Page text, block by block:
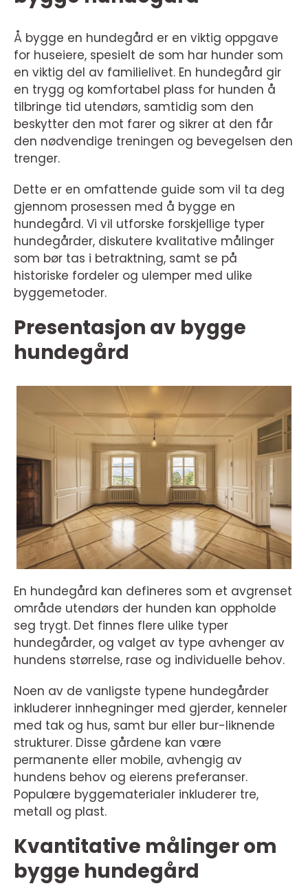
Å bygge en hundegård er en viktig oppgave
for huseiere, spesielt de som har hunder som
en viktig del av familielivet. En hundegård gir
en trygg og komfortabel plass for hunden å
tilbringe tid utendørs, samtidig som den
beskytter den mot farer og sikrer at den får
den nødvendige treningen og bevegelsen den
trenger.
Dette er en omfattende guide som vil ta deg
gjennom prosessen med å bygge en
hundegård. Vi vil utforske forskjellige typer
hundegårder, diskutere kvalitative målinger
som bør tas i betraktning, samt se på
historiske fordeler og ulemper med ulike
byggemetoder.
Presentasjon av bygge
hundegård
En hundegård kan defineres som et avgrenset
område utendørs der hunden kan oppholde
seg trygt. Det finnes flere ulike typer
hundegårder, og valget av type avhenger av
hundens størrelse, rase og individuelle behov.
Noen av de vanligste typene hundegårder
inkluderer innhegninger med gjerder, kenneler
med tak og hus, samt bur eller bur-liknende
strukturer. Disse gårdene kan være
permanente eller mobile, avhengig av
hundens behov og eierens preferanser.
Populære byggematerialer inkluderer tre,
metall og plast.
Kvantitative målinger om
bygge hundegård